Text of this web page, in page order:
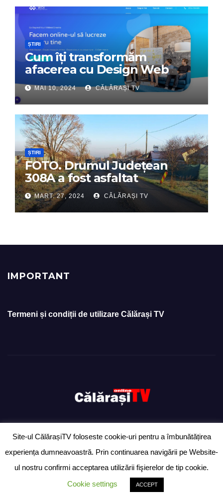
ȘTIRI
Cum îți transformăm
afacerea cu Design Web
Interactiv – Partenerul tău
digital de încredere
MAI 10, 2024 CĂLĂRAȘI TV
ȘTIRI
FOTO. Drumul Județean
308A a fost asfaltat
MART. 27, 2024 CĂLĂRAȘI TV
IMPORTANT
Termeni și condiții de utilizare Călărași TV
Proudly powered by WordPress |Theme: Newsup byThemeansar.
Despre
Site-ul CălărașiTV foloseste cookie-uri pentru a îmbunătățirea
experiența dumneavoastră. Prin continuarea navigării pe Website-
ul nostru confirmi acceptarea utilizării fişierelor de tip cookie.
Cookie settings
ACCEPT